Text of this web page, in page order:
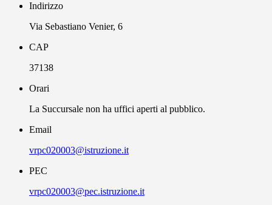
Indirizzo
Via Sebastiano Venier, 6
CAP
37138
Orari
La Succursale non ha uffici aperti al pubblico.
Email
vrpc020003@istruzione.it
PEC
vrpc020003@pec.istruzione.it